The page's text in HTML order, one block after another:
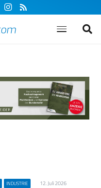
INDUSTRIE 12. Juli 2026